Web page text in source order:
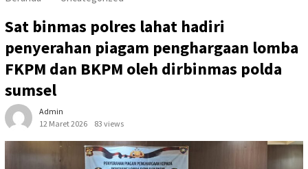
Sat binmas polres lahat hadiri
penyerahan piagam penghargaan lomba
FKPM dan BKPM oleh dirbinmas polda
sumsel
Admin
12 Maret 2026
83 views